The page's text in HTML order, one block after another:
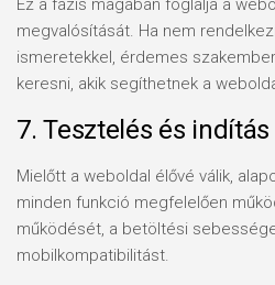
Ez a fázis magában foglalja a
megvalósítását. Ha nem
ismeretekkel, érdemes
keresni, akik segíthetnek a
7. Tesztelés és indítás
Mielőtt a weboldal élővé válik,
minden funkció megfelelően
működését, a betöltési
mobilkompatibilitást.